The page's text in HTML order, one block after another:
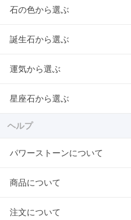
石の色から選ぶ
誕生石から選ぶ
運気から選ぶ
星座石から選ぶ
ヘルプ
パワーストーンについて
商品について
注文について